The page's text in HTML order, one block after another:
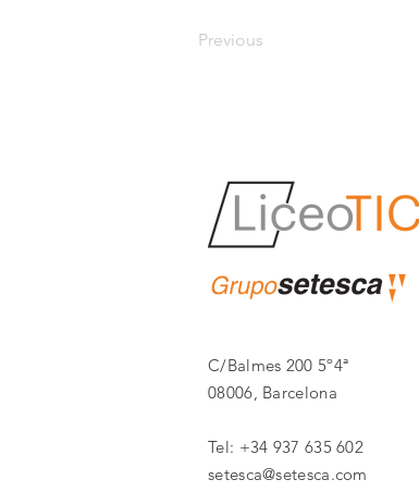
Previous
C/Balmes 200 5º4ª
08006, Barcelona
Tel: +34 937 635 602
setesca@setesca.com